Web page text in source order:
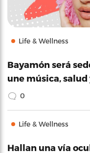
Life & Wellness
Bayamón será
une música,
0
Life & Wellness
Hallan una vía